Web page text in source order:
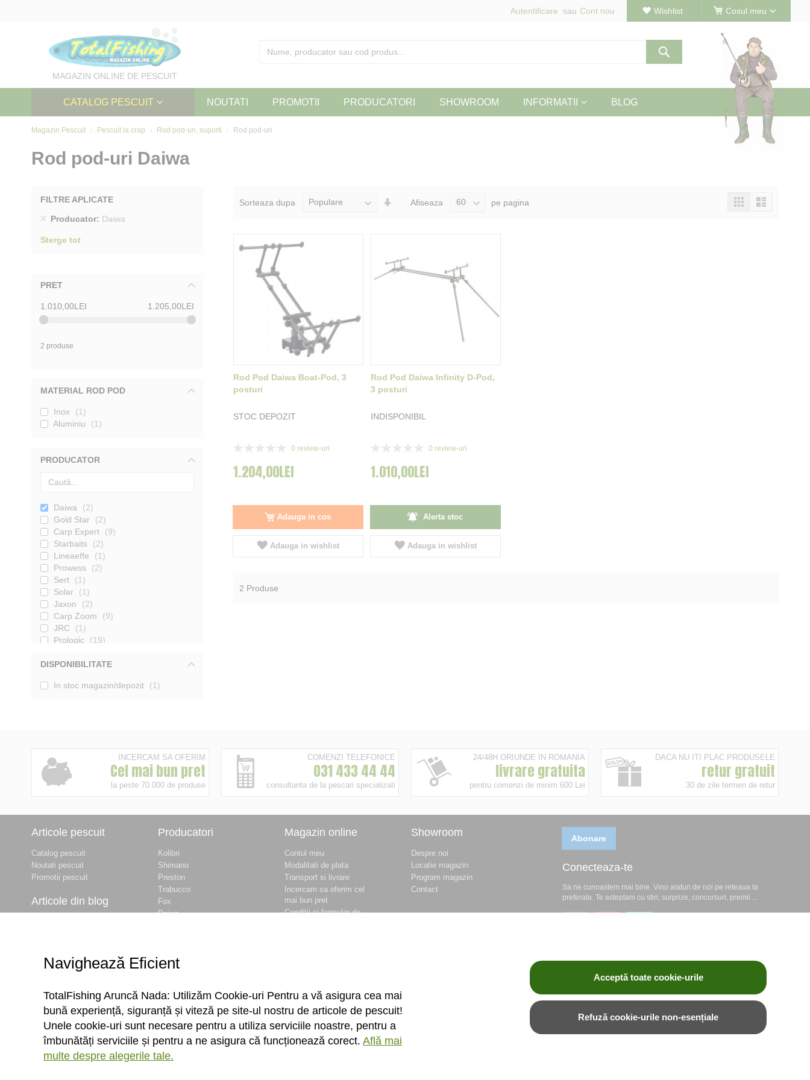
Cosul meu
Wishlist
Autentificare Cont nou
MAGAZIN ONLINE DE PESCUIT
CATALOG PESCUIT NOUTATI PROMOTII PRODUCATORI SHOWROOM INFORMATII BLOG
Magazin Pescuit Pescuit la crap Rod pod-uri, suporti Rod pod-uri
Rod pod-uri Daiwa
Sorteaza dupa
SeteazaAfiseaza pe pagina
Vizualizeaza
ca
TabelLista
Rod Pod Daiwa Boat-Pod, 3
posturi
STOC DEPOZIT
0 review-uri
1.204,00LEI
Adauga in cos
Adauga in wishlist
Rod Pod Daiwa Infinity D-Pod,
3 posturi
INDISPONIBIL
0 review-uri
1.010,00LEI
Alerta stoc
Adauga in wishlist
2 Produse
FILTRE APLICATE
Producator
Daiwa
Sterge
Sterge tot
PRET
1.010,00LEI 1.205,00LEI
2 produse
MATERIAL ROD POD
Inox
1
Aluminiu
1
PRODUCATOR
Daiwa
2
Gold Star
2
Carp Expert
9
Starbaits
2
Lineaeffe
1
Prowess
2
Sert
1
Solar
1
Jaxon
2
Carp Zoom
9
JRC
1
Prologic
19
CarpPro
14
Sonik
6
DISPONIBILITATE
In stoc magazin/depozit 1
INCERCAM SA OFERIM
Cel mai bun pret
la peste 70.000 de produse
COMENZI TELEFONICE
031 433 44 44
consultanta de la pescari specializati
24/48H ORIUNDE IN ROMANIA
livrare gratuita
pentru comenzi de minim 600 Lei
DACA NU ITI PLAC PRODUSELE
retur gratuit
30 de zile termen de retur
Articole pescuit
Catalog pescuit
Noutati pescuit
Promotii pescuit
Articole din blog
- INFORMATII
COMPLETE
pescuit ANPA online –
Ghid Complet 2026
Nada si momeli
TotalFishing
Specii de pesti in apele
din Romania
Producatori
Kolibri
Shimano
Preston
Trabucco
Fox
Daiwa
Delphin
Magazin online
Contul meu
Modalitati de plata
Transport si livrare
Incercam sa oferim cel
mai bun pret
Conditii si formular de
confidentialitate si
protectia datelor
Unitati de masura
Showroom
Despre noi
Locatie magazin
Program magazin
Contact
Abonare
Conecteaza-te
Sa ne cunoastem mai bine. Vino alaturi de noi pe reteaua ta
preferata. Te asteptam cu stiri, surprize, concursuri, premii ...
Navighează Eficient
TotalFishing Aruncă Nada: Utilizăm Cookie-uri Pentru a vă asigura cea mai
bună experiență, siguranță și viteză pe site-ul nostru de articole de pescuit!
Unele cookie-uri sunt necesare pentru a utiliza serviciile noastre, pentru a
îmbunătăți serviciile și pentru a ne asigura că funcționează corect. Află mai
multe despre alegerile tale.
Acceptă toate cookie-urile
Refuză cookie-urile non-esențiale